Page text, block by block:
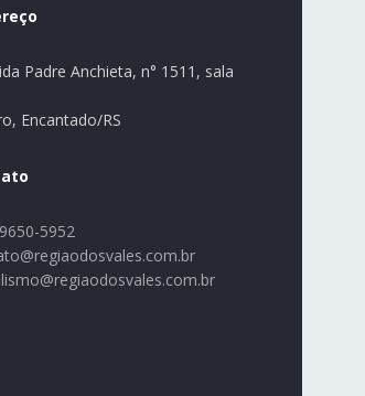
Padre Anchieta, n° 1511, sala
Encantado/RS
5952